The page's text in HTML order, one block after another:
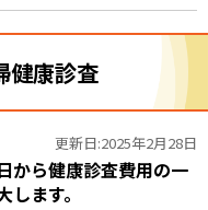
健康診査
更新日:2025年2月28日
から健康診査費用の一
ます。